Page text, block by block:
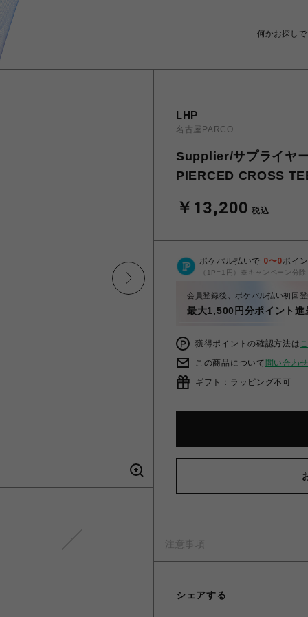
LHP
名古屋PARCO
Supplier/サプライヤ
PIERCED CROSS
￥13,200 税込
ポケパル払いで 0〜0ポイ
（1P=1円）※キャンペーン分除
会員登録後、ポケパル払い初回
最大1,500円分ポイント進
獲得ポイントの確認方法は
この商品について 問い合わ
ギフト：ラッピング不可
注意事項
シェアする